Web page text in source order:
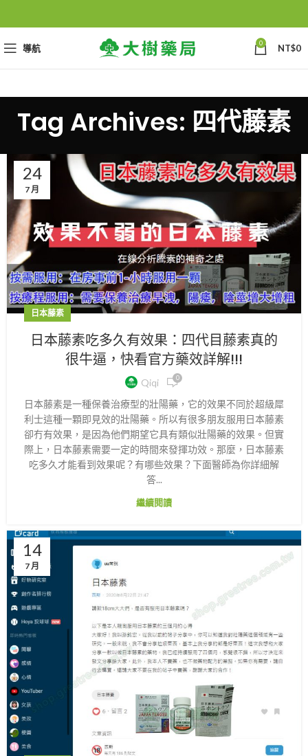
導航 0 NT$0
Tag Archives: 四代藤素
24
7 月
日本藤素
日本藤素吃多久有效果：四代目藤素真的
很牛逼，快看官方藥效詳解!!!
Qiqi 0
日本藤素是一種保養治療型的壯陽藥，它的效果不同於超級犀
利士這種一顆即見效的壯陽藥。所以有很多朋友服用日本藤素
卻冇有效果，是因為他們期望它具有類似壯陽藥的效果。但實
際上，日本藤素需要一定的時間來發揮功效。那麼，日本藤素
吃多久才能看到效果呢？有哪些效果？下面醫師為你詳細解
答...
繼續閱讀
14
7 月